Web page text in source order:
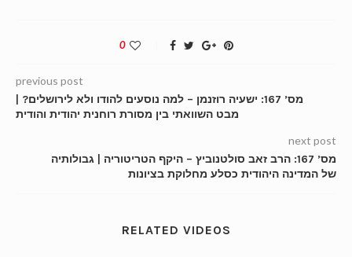
0
previous post
מס’ 167: ישעיה רוזנמן – למה נוסעים להודו ולא לירושלים? |
מבט השוואתי בין מסורת רוחנית יהודית והודית
next post
מס’ 167: הרב זאב סולטנוביץ – היקף הטריטוריה | גבולותיה
של המדינה היהודית כסלע מחלוקת בציונות
RELATED VIDEOS